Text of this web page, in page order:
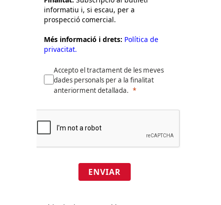
informatiu i, si escau, per a
prospecció comercial.
Més informació i drets: Política de
privacitat.
Accepto el tractament de les meves
dades personals per a la finalitat
anteriorment detallada.
ENVIAR